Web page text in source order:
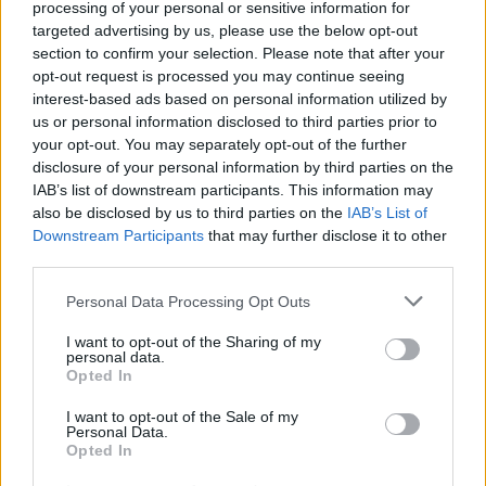
processing of your personal or sensitive information for
targeted advertising by us, please use the below opt-out
section to confirm your selection. Please note that after your
opt-out request is processed you may continue seeing
interest-based ads based on personal information utilized by
us or personal information disclosed to third parties prior to
your opt-out. You may separately opt-out of the further
disclosure of your personal information by third parties on the
IAB’s list of downstream participants. This information may
also be disclosed by us to third parties on the IAB’s List of
Downstream Participants that may further disclose it to other
Personal Data Processing Opt Outs
I want to opt-out of the Sharing of my
personal data.
Opted In
I want to opt-out of the Sale of my
Personal Data.
Opted In
toekomstproject
Dat Bayern München hem ziet als ‘project voor de toekomst’
is veelzeggend. In München denken ze in fases. Eerst
aansluiten, dan wennen, dan concurreren. De club kan het zich
permitteren om een talent twee jaar te laten rijpen.
Voor Nijstad is dat aantrekkelijk en risicovol tegelijk. De stap
van de Eredivisie naar de top van de Bundesliga is groot.
De vraag is of een extra jaar in Enschede hem meer oplevert
dan een vroege overstap naar een topcompetitie. Binnen
ervaren.
strategische zet
Er is nog een derde route: verlengen.